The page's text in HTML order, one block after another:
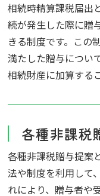
相続時精算課税届出
続が発生した際に贈
きる制度です。この
満たした贈与につい
相続財産に加算する
各種非課税
各種非課税贈与提案
法や制度を利用して
れにより、贈与者や